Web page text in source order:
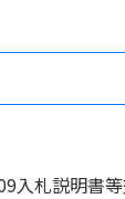
札説明書